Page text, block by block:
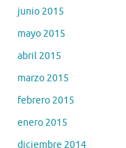
junio 2015
mayo 2015
abril 2015
marzo 2015
febrero 2015
enero 2015
diciembre 2014